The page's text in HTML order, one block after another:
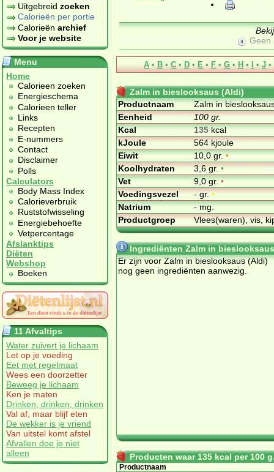
Uitgebreid zoeken
Calorieën per portie
Calorieën archief
Voor je website
Menu
Home
Calorieen zoeken
Energieschema
Calorieen teller
Links
Recepten
E-nummers
Contact
Disclaimer
Polls
Calculators
Body Mass Index
Calorieverbruik
Ruststofwisseling
Energiebehoefte
Vetpercentage
Afslanktips
Diëten
Webshop
Boeken
11 Afvaltips
Water zuivert je lichaam
Let op je voeding
Eet met regelmaat
Wees een doorzetter
Beweeg je lichaam
Ken je maten
Drinken, drinken, drinken
Val af, maar blijf eten
De wekker is je vriend
Van uitstel komt afstel
Afvallen doe je niet
alleen
Geen
A • B • C • D • E • F • G • H • I • J •
Zalm in bieslooksaus (Aldi)
Productnaam
Zalm in
Eenheid
100 gr.
Kcal
135kcal
kJoule
564 kjoule
Eiwit
10,0 gr.•
Koolhydraten
3,6 gr.•
Vet
9,0 gr.•
Voedingsvezel
- gr.•
Natrium
- mg.
Productgroep
Vlees(waren), vis,
Ingrediënten Zalm in
Er zijn voor Zalm in bieslooksaus (Aldi)
nog geen ingrediënten aanwezig.
Producten waar 135 kcal per 100
Productnaam